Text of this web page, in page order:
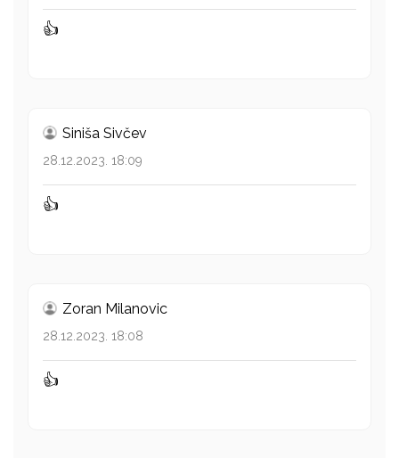
👍
Siniša Sivčev
28.12.2023. 18:09
👍
Zoran Milanovic
28.12.2023. 18:08
👍